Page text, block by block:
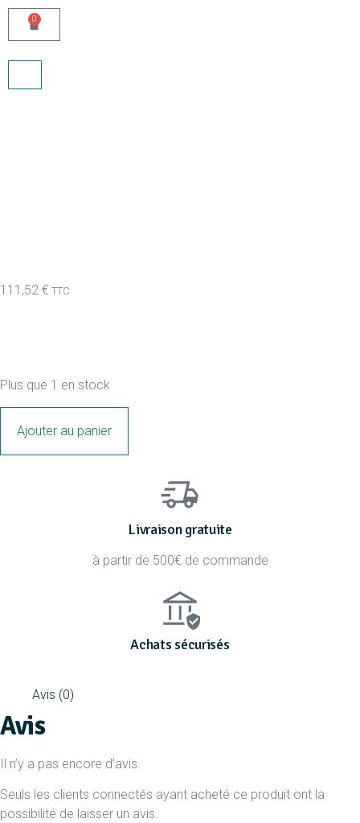
0
111,52 € TTC
Plus que 1 en stock
Ajouter au panier
Livraison gratuite
à partir de 500€ de commande
Achats sécurisés
Avis (0)
Avis
Il n’y a pas encore d’avis.
Seuls les clients connectés ayant acheté ce produit ont la
possibilité de laisser un avis.